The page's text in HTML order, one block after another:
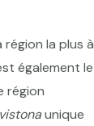
région la plus à
également le
région
unique